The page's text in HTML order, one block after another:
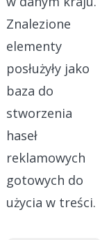
Znalezione
elementy
posłużyły jako
baza do
stworzenia
haseł
reklamowych
gotowych do
użycia w treści.